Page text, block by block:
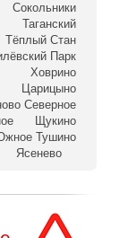
Сокольники
Таганский
Тёплый Стан
Парк
Ховрино
Царицыно
Северное
Щукино
Тушино
Ясенево